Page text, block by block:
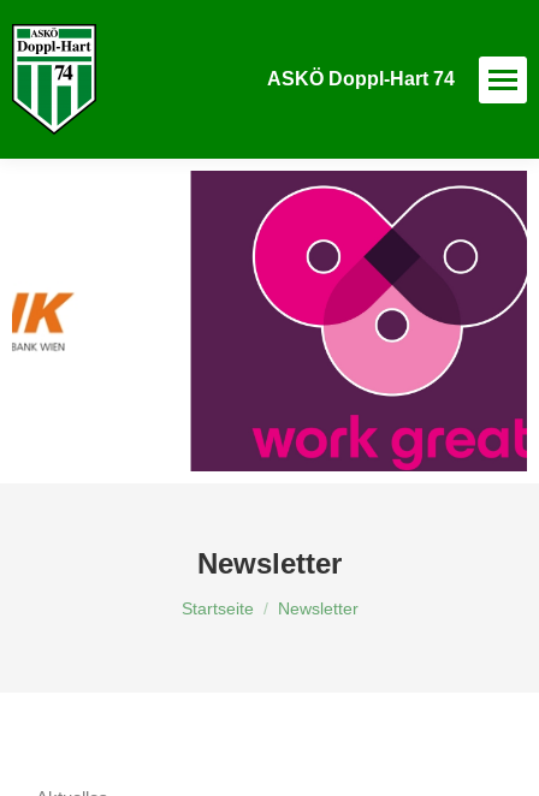
ASKÖ Doppl-Hart 74
Newsletter
Du bist hier:
Startseite Newsletter